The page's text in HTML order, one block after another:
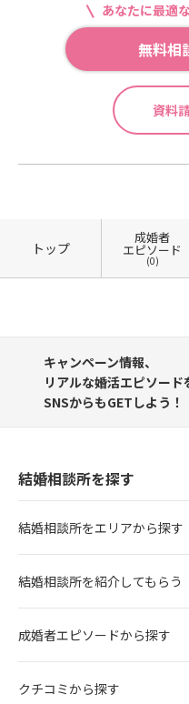
あなたに最適
無料相
資料
トップ
成婚者
エピソード
(0)
キャンペーン情報、
リアルな婚活エピソード
SNSからもGETしよう！
結婚相談所を探す
結婚相談所をエリアから探す
結婚相談所を紹介してもらう
成婚者エピソードから探す
クチコミから探す